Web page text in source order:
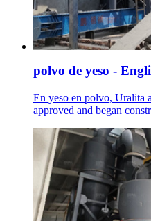
polvo de yeso -
En yeso en polvo, Uralita
approved and began